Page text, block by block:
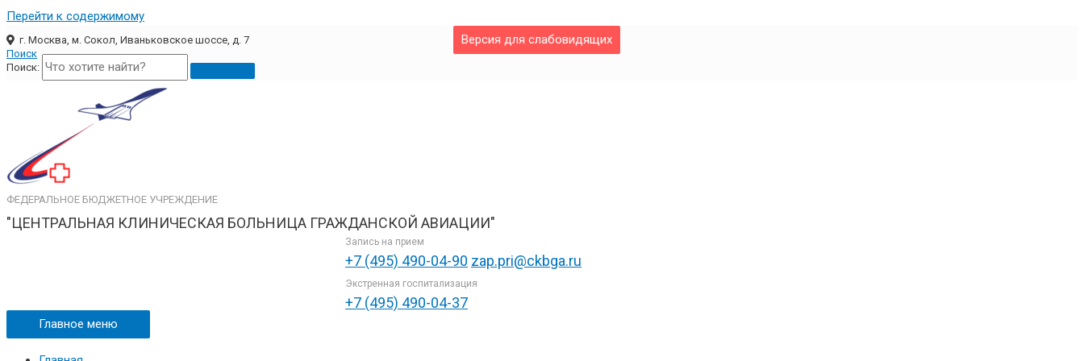
Перейти к содержимому
г. Москва, м. Сокол, Иваньковское шоссе, д. 7 Версия для слабовидящих
Поиск
Поиск:
ФЕДЕРАЛЬНОЕ БЮДЖЕТНОЕ УЧРЕЖДЕНИЕ
"ЦЕНТРАЛЬНАЯ КЛИНИЧЕСКАЯ БОЛЬНИЦА ГРАЖДАНСКОЙ АВИАЦИИ"
Запись на прием
+7 (495) 490-04-90 zap.pri@ckbga.ru
Экстренная госпитализация
+7 (495) 490-04-37
Главное меню